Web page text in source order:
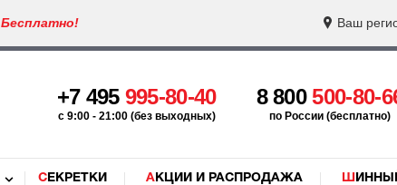
Бесплатно! Ваш
+7 495 995-80-40
c 9:00 - 21:00 (без выходных)
8 800500-80-
по России (бесплатно)
СЕКРЕТКИ АКЦИИ И РАСПРОДАЖА